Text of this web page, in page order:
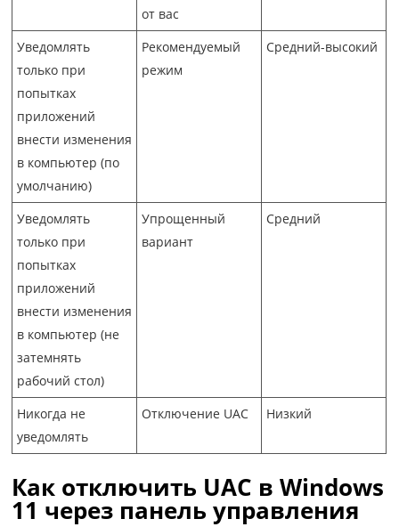
от вас
Уведомлять
только при
попытках
приложений
внести изменения
в компьютер (по
умолчанию)
Рекомендуемый
режим
Средний-высокий
Уведомлять
только при
попытках
приложений
внести изменения
в компьютер (не
затемнять
рабочий стол)
Упрощенный
вариант
Средний
Никогда не
уведомлять
Отключение UAC Низкий
Как отключить UAC в Windows
11 через панель управления